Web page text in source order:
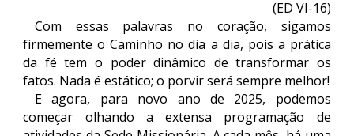
(ED VI-16)
Com essas palavras no coração, sigamos
firmemente o Caminho no dia a dia, pois a prática
da fé tem o poder dinâmico de transformar os
fatos. Nada é estático; o porvir será sempre melhor!
E agora, para novo ano de 2025, podemos
começar olhando a extensa programação de